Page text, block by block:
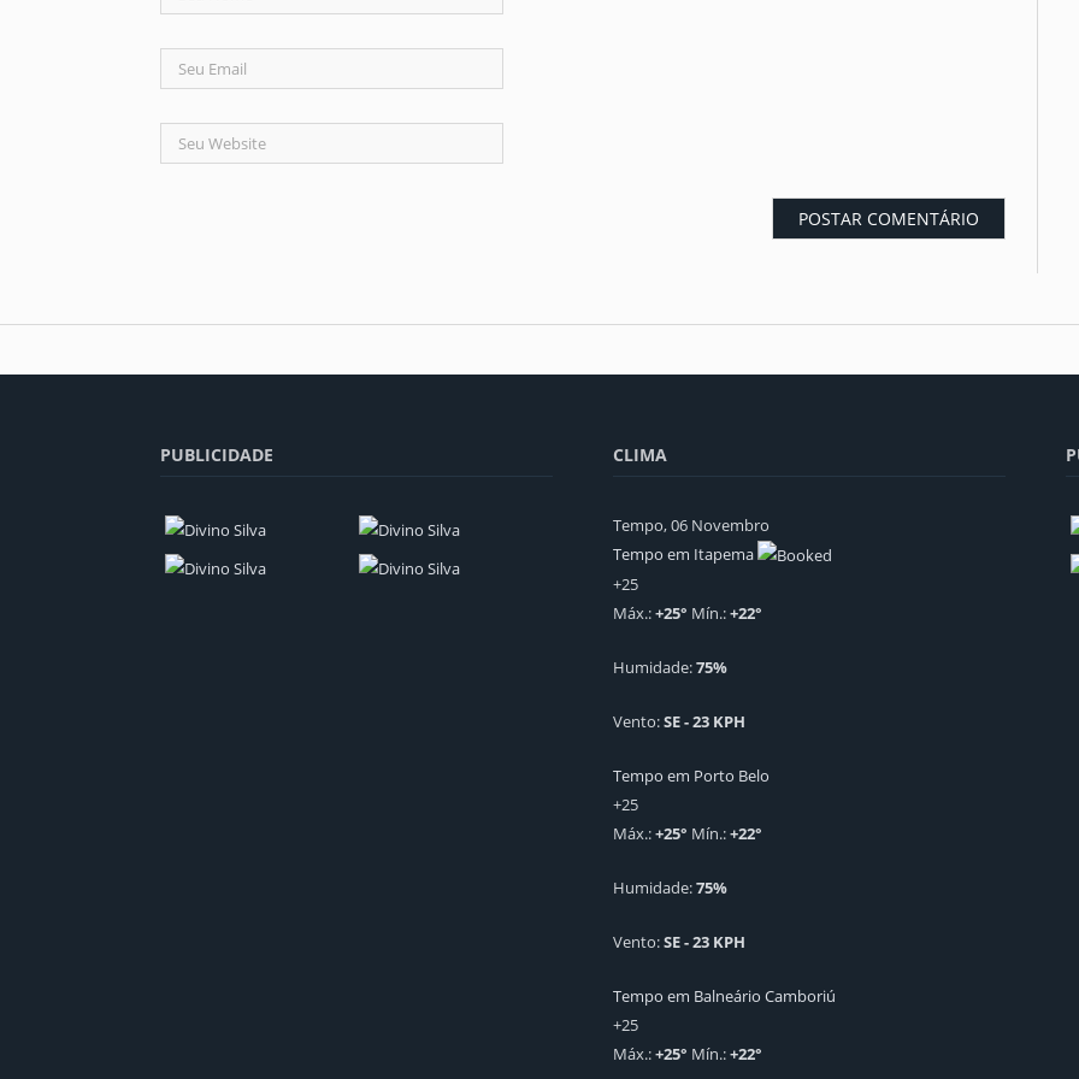
PUBLICIDADE CLIMA
Tempo, 06 Novembro
Tempo em Itapema
+25
Máx.:+25° Mín.:+22°
Humidade:75%
Vento:SE - 23 KPH
Tempo em Porto Belo
+25
Máx.:+25° Mín.:+22°
Humidade:75%
Vento:SE - 23 KPH
Tempo em Balneário Camboriú
+25
Máx.:+25° Mín.:+22°